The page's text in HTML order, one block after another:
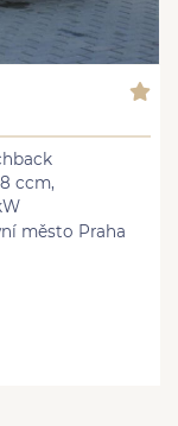
ccm,
město Praha